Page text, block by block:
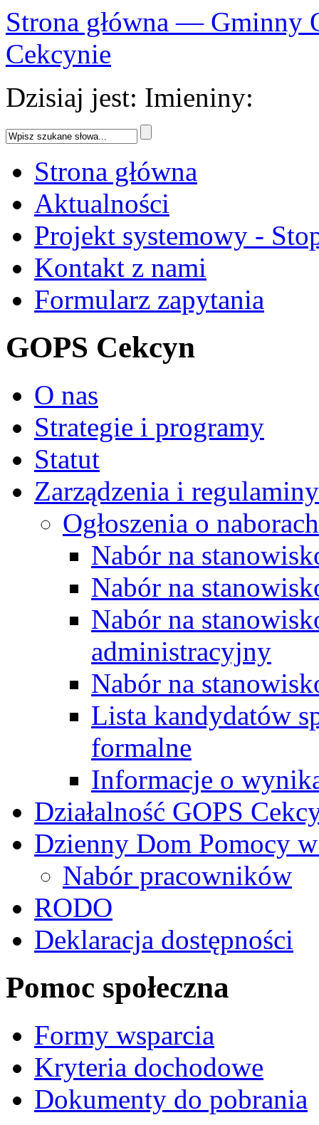
Strona główna — Gminny
Cekcynie
Dzisiaj jest: Imieniny:
Strona główna
Aktualności
Projekt systemowy -
Kontakt z nami
Formularz zapytania
GOPS Cekcyn
O nas
Strategie i programy
Statut
Zarządzenia i regulaminy
Ogłoszenia o naborach
Nabór na
Nabór na
Nabór na
administracyjny
Nabór na
Lista kandydatów
formalne
Informacje o
Działalność GOPS
Dzienny Dom Pomocy
Nabór pracowników
RODO
Deklaracja dostępności
Pomoc społeczna
Formy wsparcia
Kryteria dochodowe
Dokumenty do pobrania